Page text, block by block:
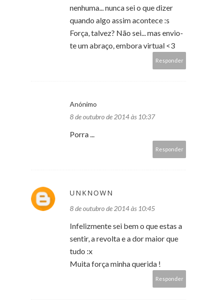
nenhuma... nunca sei o que dizer
quando algo assim acontece :s
Força, talvez? Não sei... mas envio-
te um abraço, embora virtual <3
Responder
Anónimo
8 de outubro de 2014 às 10:37
Porra ...
Responder
UNKNOWN
8 de outubro de 2014 às 10:45
Infelizmente sei bem o que estas a
sentir, a revolta e a dor maior que
tudo :x
Muita força minha querida !
Responder